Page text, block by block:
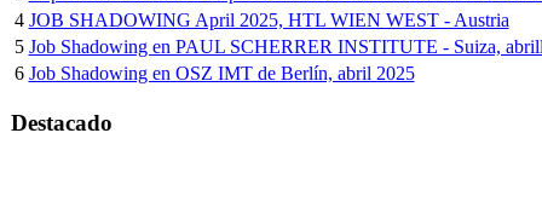
4 JOB SHADOWING April 2025, HTL WIEN WEST - Austria
5 Job Shadowing en PAUL SCHERRER INSTITUTE - Suiza,
6 Job Shadowing en OSZ IMT de Berlín, abril 2025
Destacado